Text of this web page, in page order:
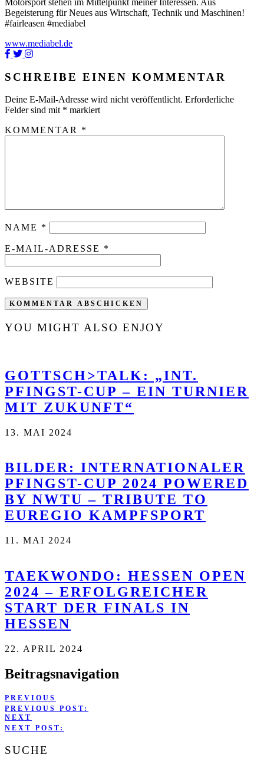
Begeisterung für Neues aus Wirtschaft, Technik und Maschinen!
#fairleasen #mediabel
www.mediabel.de
SCHREIBE EINEN KOMMENTAR
Deine E-Mail-Adresse wird nicht veröffentlicht. Erforderliche
Felder sind mit * markiert
KOMMENTAR *
NAME *
E-MAIL-ADRESSE *
WEBSITE
YOU MIGHT ALSO ENJOY
GOTTSCH>TALK: „INT.
PFINGST-CUP – EIN TURNIER
MIT ZUKUNFT“
13. MAI 2024
BILDER: INTERNATIONALER
PFINGST-CUP 2024 POWERED
BY NWTU – TRIBUTE TO
EUREGIO KAMPFSPORT
11. MAI 2024
TAEKWONDO: HESSEN OPEN
2024 – ERFOLGREICHER
START DER FINALS IN
HESSEN
22. APRIL 2024
Beitragsnavigation
PREVIOUS
PREVIOUS POST:
NEXT
NEXT POST:
SUCHE